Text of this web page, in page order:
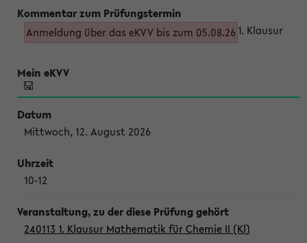
Anmeldung über das eKVV bis zum 05.08.26 1. Klausur
Mittwoch, 12. August 2026
10-12
240113 1. Klausur Mathematik für Chemie II (Kl)